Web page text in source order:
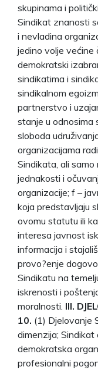
skupinama i
Sindikat znanosti
i nevladina
jedino volje većine
demokratski
sindikatima i
sindikalnom
partnerstvo i
stanje u odnosima
sloboda
organizacijama
Sindikata, ali samo
jednakosti i
organizacije; f –
koja predstavljaju
ovomu statutu ili
interesa javnost
informacija i
provo?enje
Sindikatu na
iskrenosti i
moralnosti. III.
10. (1) Djelovanje
dimenzija; Sindikat
demokratska
profesionalni